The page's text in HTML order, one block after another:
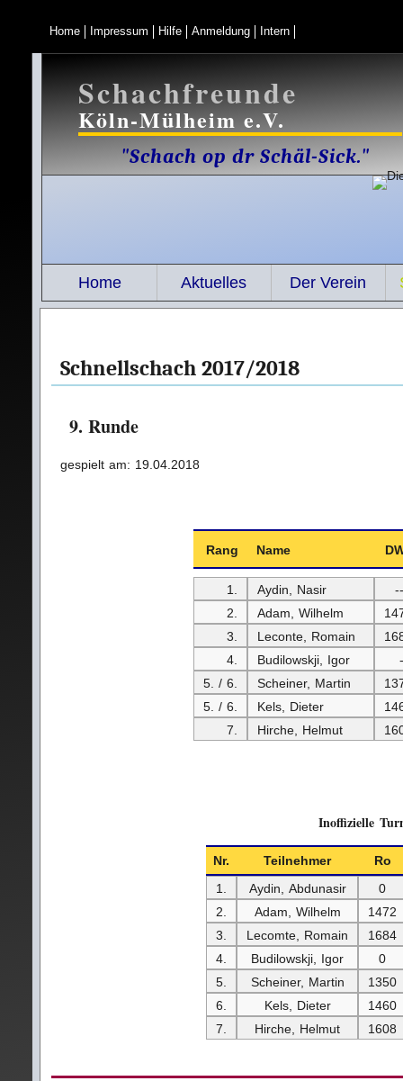
Home Impressum Hilfe Anmeldung Intern
Schachfreunde
Köln-Mülheim e.V.
"Schach op dr Schäl-Sick."
Home Aktuelles Der Verein
Schnellschach 2017/2018
9. Runde
gespielt am: 19.04.2018
Rang Name
1. Aydin, Nasir
2.
Adam, Wilhelm
3.
Leconte, Romain
4.
Budilowskji, Igor
5. / 6.
Scheiner, Martin
5. / 6.
Kels, Dieter
7.
Hirche, Helmut
Inoffizielle
Nr. Teilnehmer
Ro
1.
Aydin, Abdunasir
0
2.
Adam, Wilhelm
1472
3.
Lecomte, Romain
1684
4.
Budilowskji, Igor
0
5.
Scheiner, Martin
1350
6.
Kels, Dieter
1460
7.
Hirche, Helmut 1608